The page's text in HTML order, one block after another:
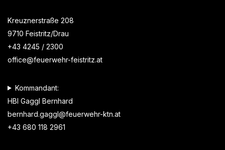
Kreuznerstraße 208
9710 Feistritz/Drau
+43 4245 / 2300
office@feuerwehr-feistritz.at
Kommandant:
HBI Gaggl Bernhard
bernhard.gaggl@feuerwehr-ktn.at
+43 680 118 2961